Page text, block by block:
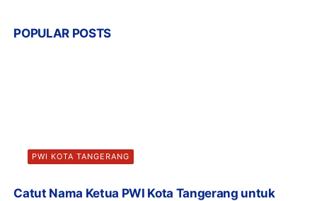
POPULAR POSTS
PWI KOTA TANGERANG
Catut Nama Ketua PWI Kota Tangerang untuk